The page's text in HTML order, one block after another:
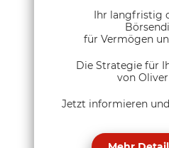
Ihr langfristig
für Vermögen
Die Strategie für
von
Jetzt informieren